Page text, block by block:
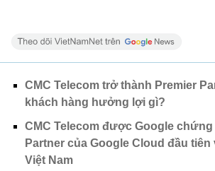
CMC Telecom trở thành Premier
khách hàng hưởng lợi gì?
CMC Telecom được Google
Partner của Google Cloud đầu tiên
Việt Nam